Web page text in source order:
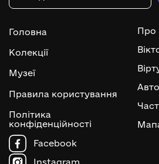
Головна
Колекції
Музеї
Правила користування
Політика
конфіденційності
Про
Facebook